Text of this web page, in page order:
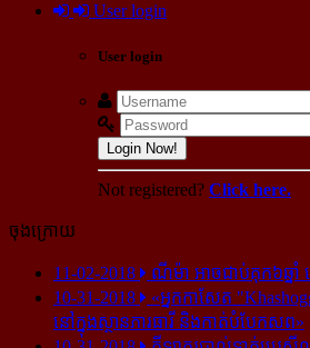
User login
User login
Login Now!
Not registered? Click here.
ចុងក្រោយ
11-02-2018
ណីម៉ា អាច​ជាប់​គុក​៦ឆ្នាំ
10-31-2018
«អ្នក​កាសែត
នៅ​ក្នុង​ស្ថាន​ភារធារី និង​កាត់​បំបែក​សព»